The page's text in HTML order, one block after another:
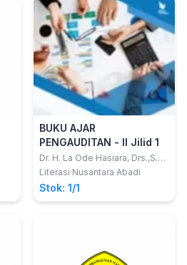
BUKU AJAR
PENGAUDITAN - II Jilid 1
Dr. H. La Ode Hasiara, Drs.,S.E.,
M.M., M.Pd., Ph.D., Ak.,CA.,
Literasi Nusantara Abadi
Stok: 1/1